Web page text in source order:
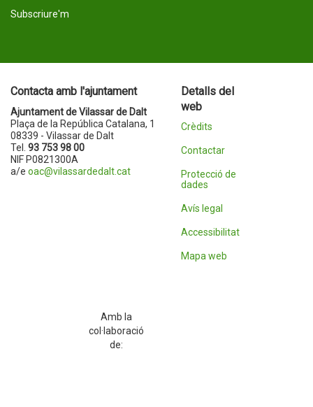
Subscriure'm
Contacta amb l'ajuntament
Ajuntament de Vilassar de Dalt
Plaça de la República Catalana, 1
08339 - Vilassar de Dalt
Tel. 93 753 98 00
NIF P0821300A
a/e oac@vilassardedalt.cat
Detalls del
web
Crèdits
Contactar
Protecció de
dades
Avís legal
Accessibilitat
Mapa web
Amb la
col·laboració
de: